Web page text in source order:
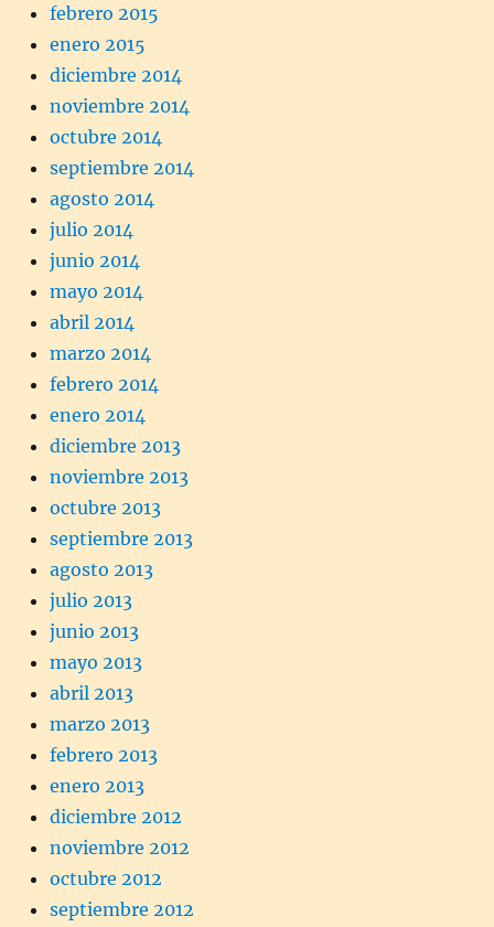
febrero 2015
enero 2015
diciembre 2014
noviembre 2014
octubre 2014
septiembre 2014
agosto 2014
julio 2014
junio 2014
mayo 2014
abril 2014
marzo 2014
febrero 2014
enero 2014
diciembre 2013
noviembre 2013
octubre 2013
septiembre 2013
agosto 2013
julio 2013
junio 2013
mayo 2013
abril 2013
marzo 2013
febrero 2013
enero 2013
diciembre 2012
noviembre 2012
octubre 2012
septiembre 2012